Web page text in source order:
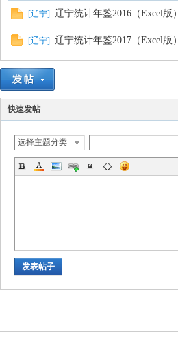
[辽宁] 辽宁统计年鉴2016（Excel版）
[辽宁] 辽宁统计年鉴2017（Excel版）
快速发帖
选择主题分类
发表帖子